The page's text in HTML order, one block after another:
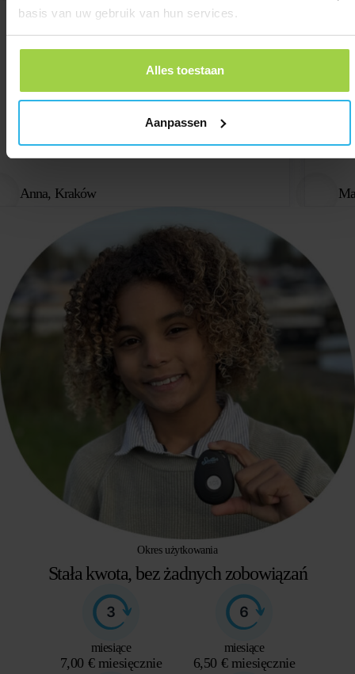
basis van uw gebruik van hun services.
Alles toestaan
Aanpassen
Anna, Kraków
Okres użytkowania
Stała kwota, bez żadnych zobowiązań
miesiące
7,00 € miesięcznie
miesiące
6,50 € miesięcznie